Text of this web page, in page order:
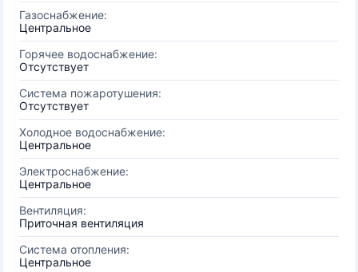
Газоснабжение:
Центральное
Горячее водоснабжение:
Отсутствует
Система пожаротушения:
Отсутствует
Холодное водоснабжение:
Центральное
Электроснабжение:
Центральное
Вентиляция:
Приточная вентиляция
Система отопления:
Центральное